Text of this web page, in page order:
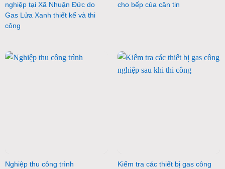
nghiệp tại Xã Nhuận Đức do
Gas Lửa Xanh thiết kế và thi
công
cho bếp của căn tin
Nghiệp thu công trình
Kiểm tra các thiết bị gas công